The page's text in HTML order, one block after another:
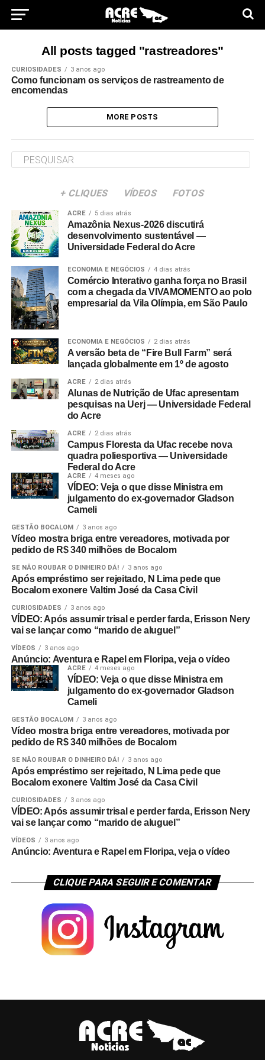
All posts tagged "rastreadores"
CURIOSIDADES 3 anos ago
Como funcionam os serviços de rastreamento de
encomendas
MORE POSTS
+ CLIQUES VÍDEOS FOTOS
ACRE 5 dias atrás
Amazônia Nexus-2026 discutirá
desenvolvimento sustentável —
Universidade Federal do Acre
ECONOMIA E NEGÓCIOS 4 dias atrás
Comércio Interativo ganha força no Brasil
com a chegada da VIVAMOMENTO ao polo
empresarial da Vila Olímpia, em São Paulo
ECONOMIA E NEGÓCIOS 2 dias atrás
A versão beta de “Fire Bull Farm” será
lançada globalmente em 1º de agosto
ACRE 2 dias atrás
Alunas de Nutrição de Ufac apresentam
pesquisas na Uerj — Universidade Federal
do Acre
ACRE 2 dias atrás
Campus Floresta da Ufac recebe nova
quadra poliesportiva — Universidade
Federal do Acre
ACRE 4 meses ago
VÍDEO: Veja o que disse Ministra em
julgamento do ex-governador Gladson
Cameli
GESTÃO BOCALOM 3 anos ago
Vídeo mostra briga entre vereadores, motivada por
pedido de R$ 340 milhões de Bocalom
SE NÃO ROUBAR O DINHEIRO DÁ! 3 anos ago
Após empréstimo ser rejeitado, N Lima pede que
Bocalom exonere Valtim José da Casa Civil
CURIOSIDADES 3 anos ago
VÍDEO: Após assumir trisal e perder farda, Erisson Nery
vai se lançar como “marido de aluguel”
VÍDEOS 3 anos ago
Anúncio: Aventura e Rapel em Floripa, veja o vídeo
ACRE 4 meses ago
VÍDEO: Veja o que disse Ministra em
julgamento do ex-governador Gladson
Cameli
GESTÃO BOCALOM 3 anos ago
Vídeo mostra briga entre vereadores, motivada por
pedido de R$ 340 milhões de Bocalom
SE NÃO ROUBAR O DINHEIRO DÁ! 3 anos ago
Após empréstimo ser rejeitado, N Lima pede que
Bocalom exonere Valtim José da Casa Civil
CURIOSIDADES 3 anos ago
VÍDEO: Após assumir trisal e perder farda, Erisson Nery
vai se lançar como “marido de aluguel”
VÍDEOS 3 anos ago
Anúncio: Aventura e Rapel em Floripa, veja o vídeo
CLIQUE PARA SEGUIR E COMENTAR